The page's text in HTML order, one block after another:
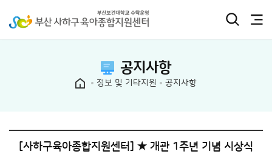
공지사항
정보 및 기타지원 공지사항
[사하구육아종합지원센터] ★ 개관 1주년 기념 시상식